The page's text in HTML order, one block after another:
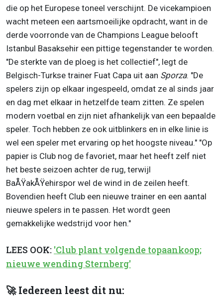
die op het Europese toneel verschijnt. De vicekampioen
wacht meteen een aartsmoeilijke opdracht, want in de
derde voorronde van de Champions League belooft
Istanbul Basaksehir een pittige tegenstander te worden.
"De sterkte van de ploeg is het collectief", legt de
Belgisch-Turkse trainer Fuat Capa uit aan Sporza. "De
spelers zijn op elkaar ingespeeld, omdat ze al sinds jaar
en dag met elkaar in hetzelfde team zitten. Ze spelen
modern voetbal en zijn niet afhankelijk van een bepaalde
speler. Toch hebben ze ook uitblinkers en in elke linie is
wel een speler met ervaring op het hoogste niveau." "Op
papier is Club nog de favoriet, maar het heeft zelf niet
het beste seizoen achter de rug, terwijl
BaÅŸakÅŸehirspor wel de wind in de zeilen heeft.
Bovendien heeft Club een nieuwe trainer en een aantal
nieuwe spelers in te passen. Het wordt geen
gemakkelijke wedstrijd voor hen."
LEES OOK: 'Club plant volgende topaankoop;
nieuwe wending Sternberg'
🚀 Iedereen leest dit nu: